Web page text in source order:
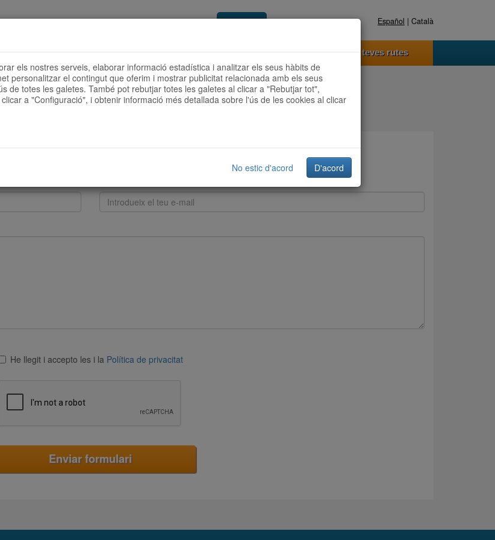
Accedeix Registra't ara Español | Català
Vols ser col·laborador? Com funciona Les teves rutes
He llegit i accepto les i la Política de privacitat
Enviar formulari
els nostres serveis, elaborar informació estadística i analitzar els seus hàbits de
personalitzar el contingut que oferim i mostrar publicitat relacionada amb els seus
de totes les galetes. També pot rebutjar totes les galetes al clicar a "Rebutjar tot",
a "Configuració", i obtenir informació més detallada sobre l'ús de les cookies al clicar
No estic d'acord D'acord